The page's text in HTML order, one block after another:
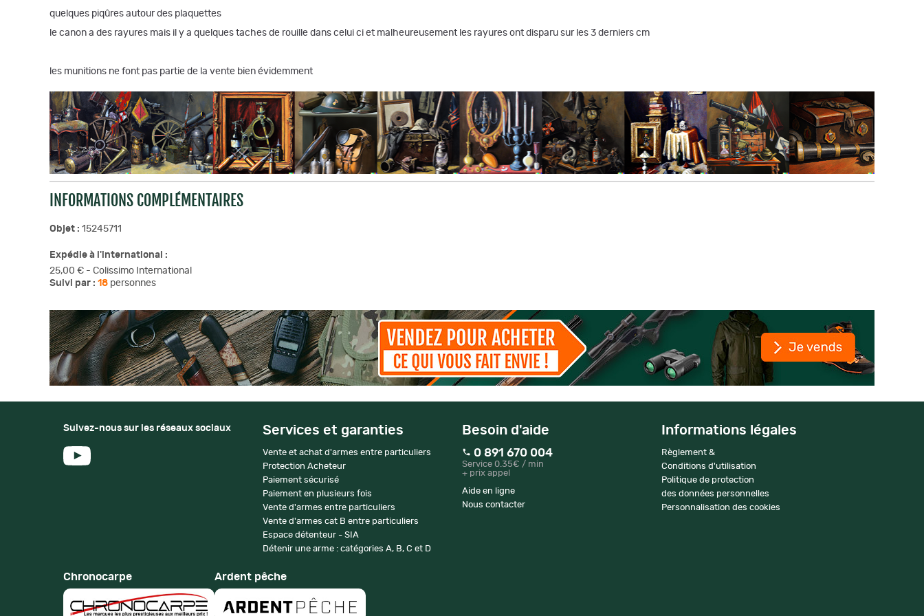
quelques piqûres autour des plaquettes
le canon a des rayures mais il y a quelques taches de rouille dans celui ci et malheureusement les rayures ont disparu sur les 3 derniers cm
les munitions ne font pas partie de la vente bien évidemment
INFORMATIONS COMPLÉMENTAIRES
Objet : 15245711
Expédie à l'international :
25,00 € - Colissimo International
Suivi par : 18 personnes
Suivez-nous sur les réseaux sociaux Services et garanties
Vente et achat d'armes entre particuliers
Protection Acheteur
Paiement sécurisé
Paiement en plusieurs fois
Vente d'armes entre particuliers
Vente d'armes cat B entre particuliers
Espace détenteur - SIA
Détenir une arme : catégories A, B, C et D
Besoin d'aide
0 891 670 004
Service 0.35€ / min
+ prix appel
Aide en ligne
Nous contacter
Informations légales
Règlement &
Conditions d'utilisation
Politique de protection
des données personnelles
Personnalisation des cookies
Chronocarpe Ardent pêche